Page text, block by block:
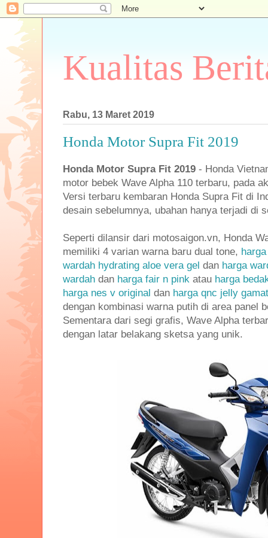
Kualitas
Rabu, 13 Maret 2019
Honda Motor Supra Fit 2019
Honda Motor Supra Fit 2019 - Honda
motor bebek Wave Alpha 110 terbaru, pada
Versi terbaru kembaran Honda Supra Fit di
desain sebelumnya, ubahan hanya terjadi di
Seperti dilansir dari motosaigon.vn, Honda
memiliki 4 varian warna baru dual tone,
wardah hydrating aloe vera gel dan harga
wardah dan harga fair n pink atau harga
harga nes v original dan harga qnc jelly gamat
dengan kombinasi warna putih di area panel
Sementara dari segi grafis, Wave Alpha
dengan latar belakang sketsa yang unik.